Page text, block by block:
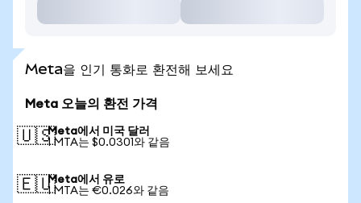
Meta을 인기 통화로 환전해 보세요
Meta 오늘의 환전 가격
🇺🇸Meta에서 미국 달러
1 MTA는 $0.0301와 같음
🇪🇺Meta에서 유로
1 MTA는 €0.026와 같음